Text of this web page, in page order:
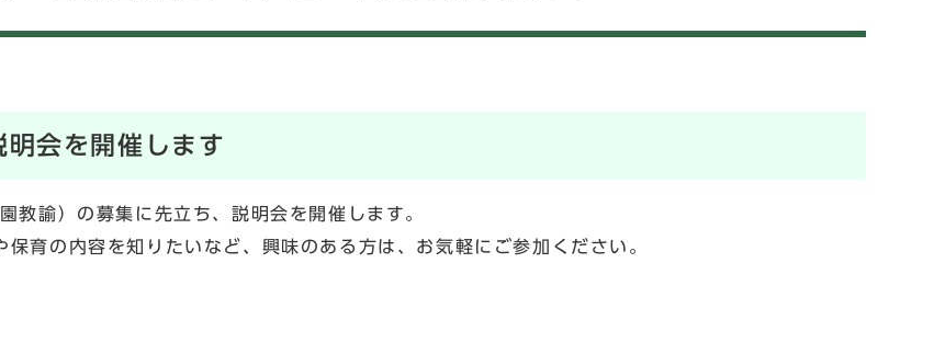
会を開催します
諭）の募集に先立ち、説明会を開催します。
育の内容を知りたいなど、興味のある方は、お気軽にご参加ください。